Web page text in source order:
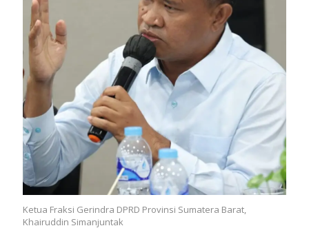
Ketua Fraksi Gerindra DPRD Provinsi Sumatera Barat,
Khairuddin Simanjuntak